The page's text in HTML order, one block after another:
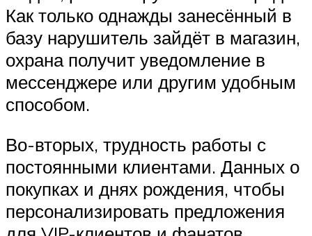
Как только однажды занесённый в
базу нарушитель зайдёт в магазин,
охрана получит уведомление в
мессенджере или другим удобным
способом.
Во-вторых, трудность работы с
постоянными клиентами. Данных о
покупках и днях рождения, чтобы
персонализировать предложения